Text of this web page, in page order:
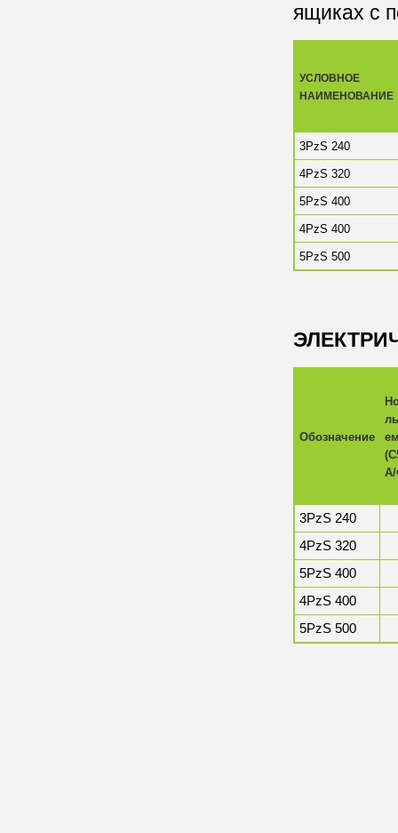
ящиках с
УСЛОВНОЕ
НАИМЕНОВАНИЕ
3PzS 240
4PzS 320
5PzS 400
4PzS 400
5PzS 500
Обозначение
А/
3PzS 240
4PzS 320
5PzS 400
4PzS 400
5PzS 500